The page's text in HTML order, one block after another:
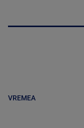
VREMEA